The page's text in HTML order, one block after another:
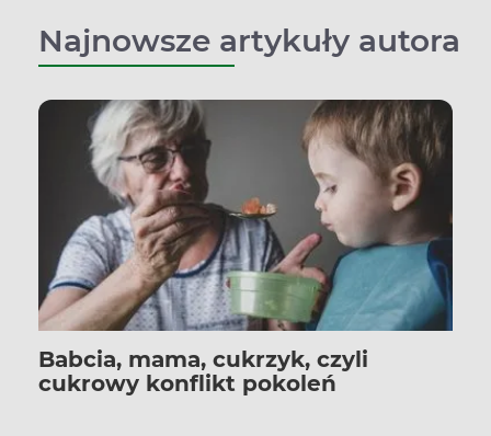
Najnowsze artykuły autora
Babcia, mama, cukrzyk, czyli
cukrowy konflikt pokoleń